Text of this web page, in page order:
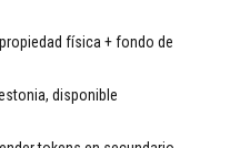
física + fondo de
disponible